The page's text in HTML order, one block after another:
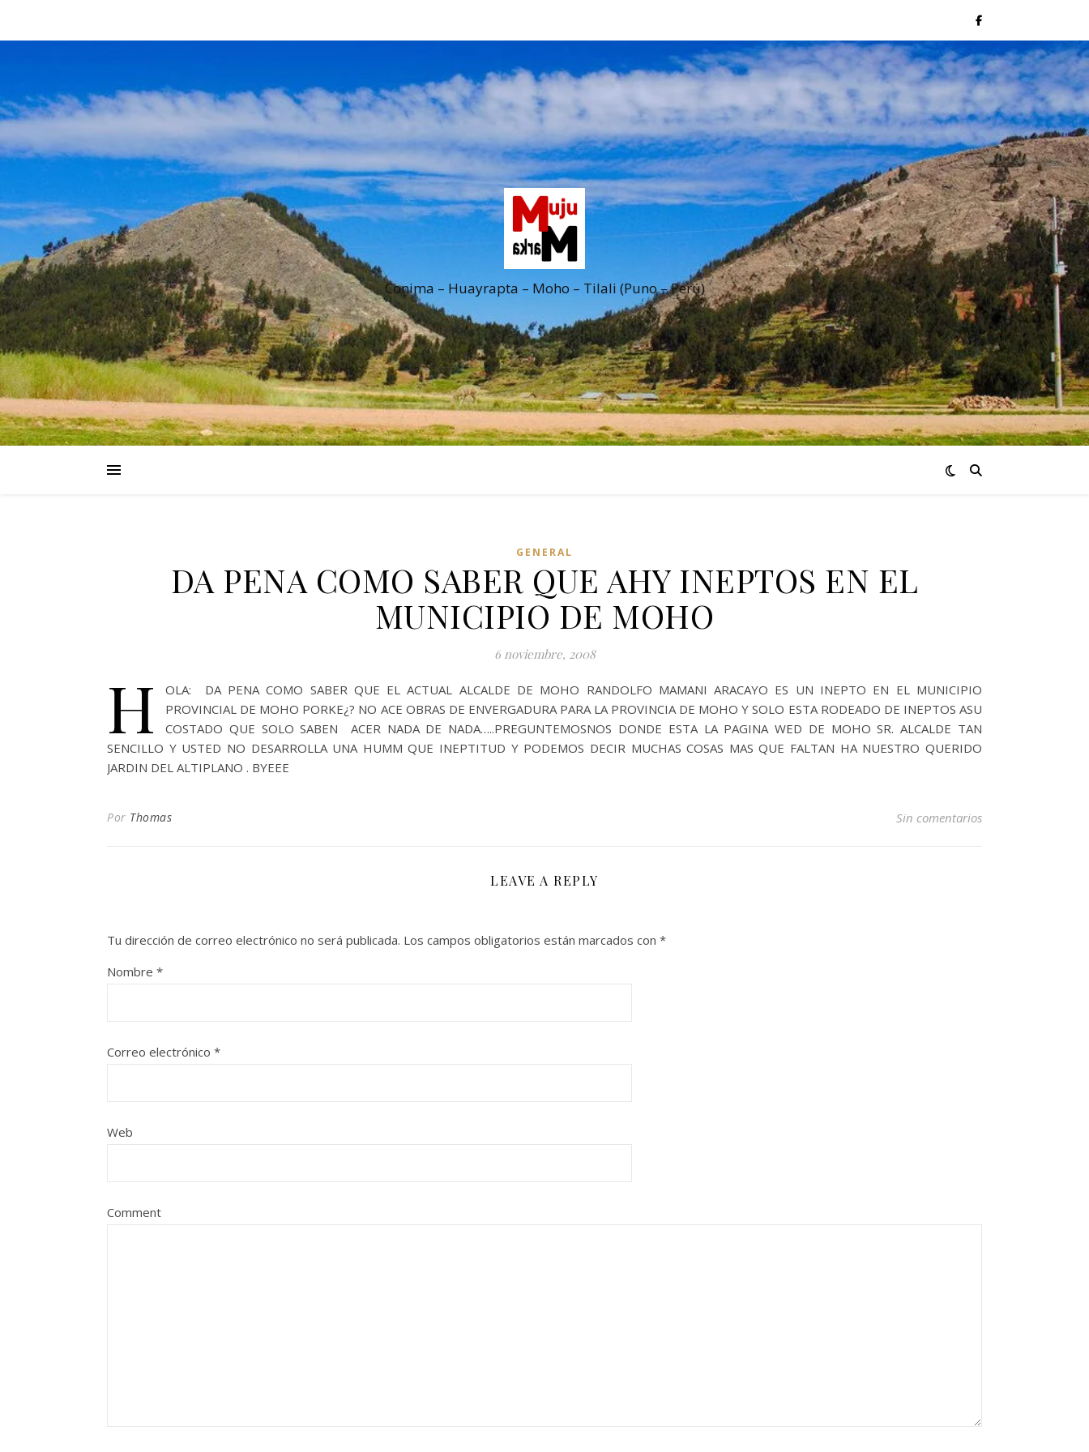
Conima – Huayrapta – Moho – Tilali (Puno – Perú)
GENERAL
DA PENA COMO SABER QUE AHY INEPTOS EN EL
MUNICIPIO DE MOHO
6 noviembre, 2008
H
OLA: DA PENA COMO SABER QUE EL ACTUAL ALCALDE DE MOHO RANDOLFO MAMANI ARACAYO ES UN INEPTO EN EL MUNICIPIO
PROVINCIAL DE MOHO PORKE¿? NO ACE OBRAS DE ENVERGADURA PARA LA PROVINCIA DE MOHO Y SOLO ESTA RODEADO DE INEPTOS ASU
COSTADO QUE SOLO SABEN ACER NADA DE NADA…..PREGUNTEMOSNOS DONDE ESTA LA PAGINA WED DE MOHO SR. ALCALDE TAN
SENCILLO Y USTED NO DESARROLLA UNA HUMM QUE INEPTITUD Y PODEMOS DECIR MUCHAS COSAS MAS QUE FALTAN HA NUESTRO QUERIDO
JARDIN DEL ALTIPLANO . BYEEE
Por Thomas Sin comentarios
LEAVE A REPLY
Tu dirección de correo electrónico no será publicada. Los campos obligatorios están marcados con *
Nombre *
Correo electrónico *
Web
Comment